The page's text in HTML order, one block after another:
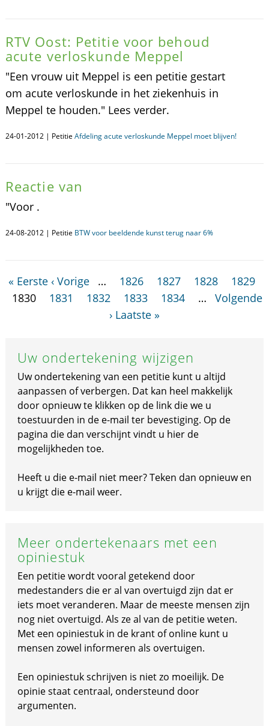
RTV Oost: Petitie voor behoud
acute verloskunde Meppel
"Een vrouw uit Meppel is een petitie gestart
om acute verloskunde in het ziekenhuis in
Meppel te houden." Lees verder.
24-01-2012 | Petitie Afdeling acute verloskunde Meppel moet blijven!
Reactie van
"Voor .
24-08-2012 | Petitie BTW voor beeldende kunst terug naar 6%
« Eerste ‹ Vorige … 1826 1827 1828
1829
1830
1831 1832 1833 1834 …
Volgende
› Laatste »
Uw ondertekening wijzigen
Uw ondertekening van een petitie kunt u altijd
aanpassen of verbergen. Dat kan heel makkelijk
door opnieuw te klikken op de link die we u
toestuurden in de e-mail ter bevestiging. Op de
pagina die dan verschijnt vindt u hier de
mogelijkheden toe.
Heeft u die e-mail niet meer? Teken dan opnieuw en
u krijgt die e-mail weer.
Meer ondertekenaars met een
opiniestuk
Een petitie wordt vooral getekend door
medestanders die er al van overtuigd zijn dat er
iets moet veranderen. Maar de meeste mensen zijn
nog niet overtuigd. Als ze al van de petitie weten.
Met een opiniestuk in de krant of online kunt u
mensen zowel informeren als overtuigen.
Een opiniestuk schrijven is niet zo moeilijk. De
opinie staat centraal, ondersteund door
argumenten.